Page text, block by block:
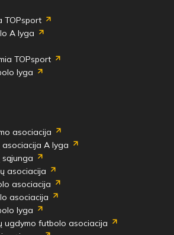
TOPsport
A lyga
TOPsport
lyga
asociacija
A lyga
asociacija
asociacija
asociacija
lyga
ugdymo futbolo asociacija